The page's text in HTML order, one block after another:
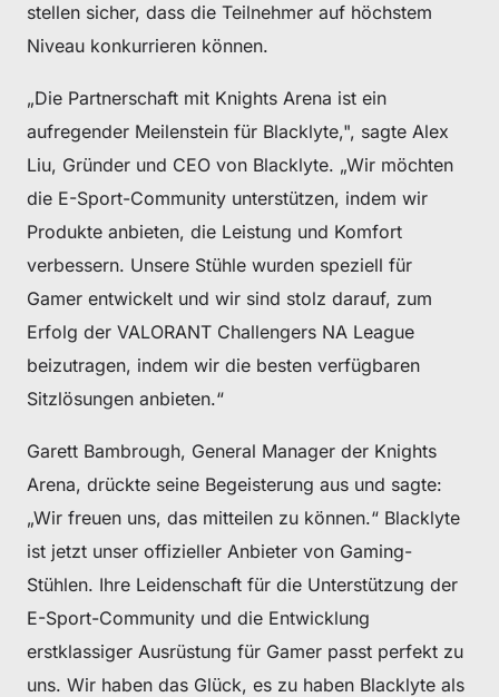
stellen sicher, dass die Teilnehmer auf höchstem
Niveau konkurrieren können.
„Die Partnerschaft mit Knights Arena ist ein
aufregender Meilenstein für Blacklyte,", sagte Alex
Liu, Gründer und CEO von Blacklyte. „Wir möchten
die E-Sport-Community unterstützen, indem wir
Produkte anbieten, die Leistung und Komfort
verbessern. Unsere Stühle wurden speziell für
Gamer entwickelt und wir sind stolz darauf, zum
Erfolg der VALORANT Challengers NA League
beizutragen, indem wir die besten verfügbaren
Sitzlösungen anbieten.“
Garett Bambrough, General Manager der Knights
Arena, drückte seine Begeisterung aus und sagte:
„Wir freuen uns, das mitteilen zu können.“ Blacklyte
ist jetzt unser offizieller Anbieter von Gaming-
Stühlen. Ihre Leidenschaft für die Unterstützung der
E-Sport-Community und die Entwicklung
erstklassiger Ausrüstung für Gamer passt perfekt zu
uns. Wir haben das Glück, es zu haben Blacklyte als